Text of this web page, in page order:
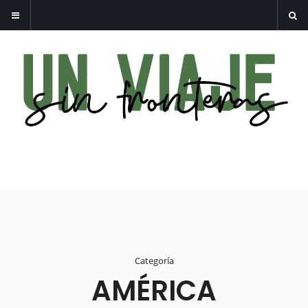
Categoría
AMÉRICA